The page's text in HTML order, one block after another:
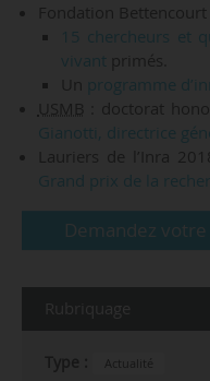
Fondation Bettencourt
15 chercheurs et
vivant primés.
Un programme
USMB
: doctorat
Gianotti, directrice
Lauriers de l’Inra
Grand prix de la
Demandez
Actualité